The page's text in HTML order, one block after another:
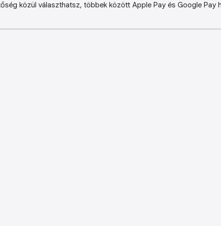
közül választhatsz, többek között Apple Pay és Google Pay